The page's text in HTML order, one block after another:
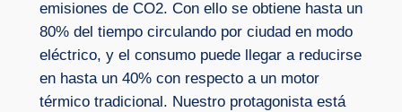
emisiones de CO2. Con ello se obtiene hasta un
80% del tiempo circulando por ciudad en modo
eléctrico, y el consumo puede llegar a reducirse
en hasta un 40% con respecto a un motor
térmico tradicional. Nuestro protagonista está